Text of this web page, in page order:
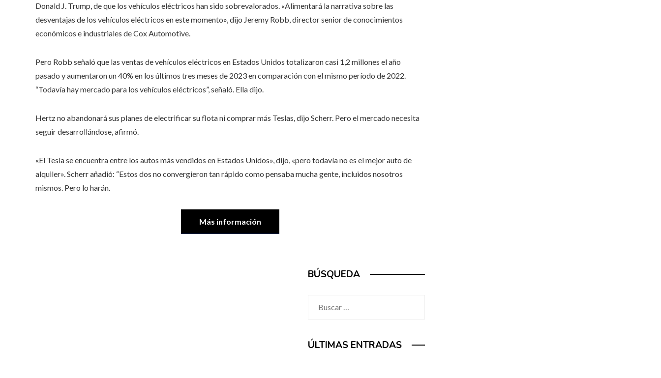
Donald J. Trump, de que los vehículos eléctricos han sido sobrevalorados. «Alimentará la narrativa sobre las
desventajas de los vehículos eléctricos en este momento», dijo Jeremy Robb, director senior de conocimientos
económicos e industriales de Cox Automotive.
Pero Robb señaló que las ventas de vehículos eléctricos en Estados Unidos totalizaron casi 1,2 millones el año
pasado y aumentaron un 40% en los últimos tres meses de 2023 en comparación con el mismo período de 2022.
“Todavía hay mercado para los vehículos eléctricos”, señaló. Ella dijo.
Hertz no abandonará sus planes de electrificar su flota ni comprar más Teslas, dijo Scherr. Pero el mercado necesita
seguir desarrollándose, afirmó.
«El Tesla se encuentra entre los autos más vendidos en Estados Unidos», dijo, «pero todavía no es el mejor auto de
alquiler». Scherr añadió: “Estos dos no convergieron tan rápido como pensaba mucha gente, incluidos nosotros
mismos. Pero lo harán.
Más información
BÚSQUEDA
ÚLTIMAS ENTRADAS